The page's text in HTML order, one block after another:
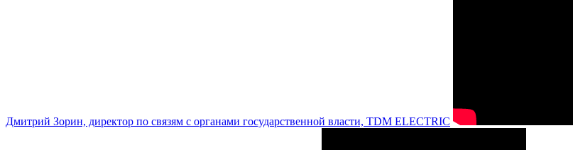
Дмитрий Зорин, директор по связям с органами государственной власти, TDM ELECTRIC